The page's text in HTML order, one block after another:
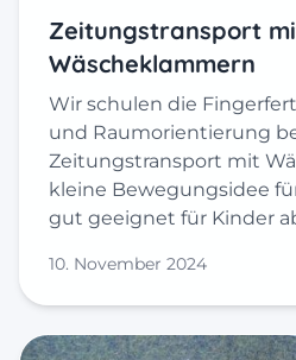
Zeitungstransport
Wäscheklammern
Wir schulen die
und Raumorientierung
Zeitungstransport mit
kleine Bewegungsidee
gut geeignet für Kinder
10. November 2024